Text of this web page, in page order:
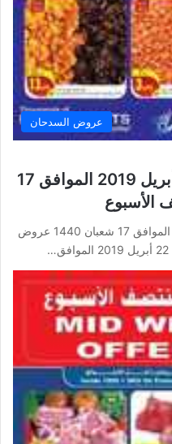
عروض السدحان
عروض السدحان اليوم 22 أبريل 2019 الموافق 17
عروض السدحان اليوم 22 أبريل 2019 الموافق 17 شعبان 1440 عروض